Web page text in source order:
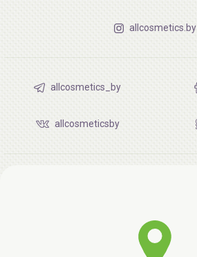
allcosmetics.by
allcosmetics_by
allcosmeticsby